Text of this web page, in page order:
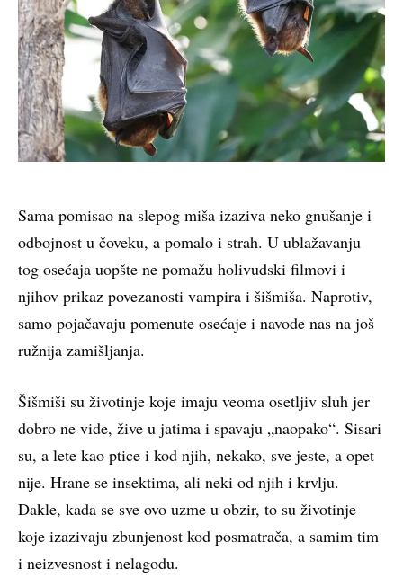
Sama pomisao na slepog miša izaziva neko gnušanje i
odbojnost u čoveku, a pomalo i strah. U ublažavanju
tog osećaja uopšte ne pomažu holivudski filmovi i
njihov prikaz povezanosti vampira i šišmiša. Naprotiv,
samo pojačavaju pomenute osećaje i navode nas na još
ružnija zamišljanja.
Šišmiši su životinje koje imaju veoma osetljiv sluh jer
dobro ne vide, žive u jatima i spavaju „naopako“. Sisari
su, a lete kao ptice i kod njih, nekako, sve jeste, a opet
nije. Hrane se insektima, ali neki od njih i krvlju.
Dakle, kada se sve ovo uzme u obzir, to su životinje
koje izazivaju zbunjenost kod posmatrača, a samim tim
i neizvesnost i nelagodu.